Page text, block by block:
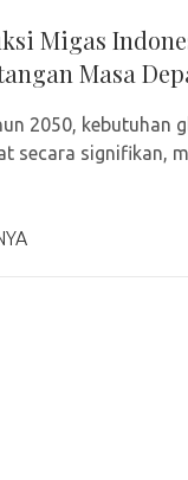
Migas
Masa
2050, kebutuhan
secara signifikan,